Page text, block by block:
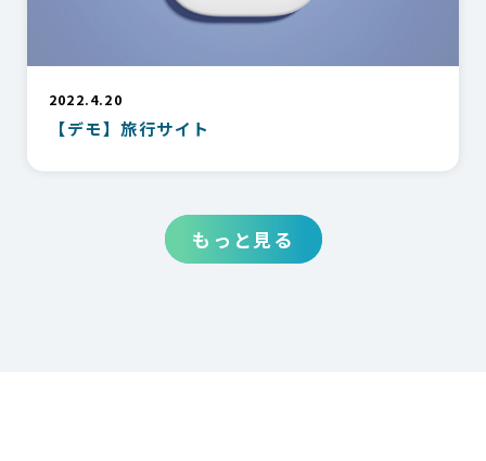
2022.4.20
【デモ】旅行サイト
もっと見る